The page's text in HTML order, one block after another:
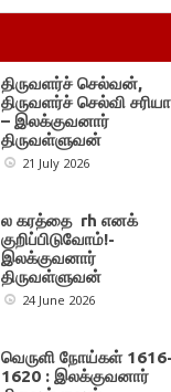
திருவளர்ச் செல்வன்,
திருவளர்ச் செல்வி
– இலக்குவனார்
திருவள்ளுவன்
21 July 2026
ல கரத்தை rh எனக்
குறிப்பிடுவோம்!-
இலக்குவனார்
திருவள்ளுவன்
24 June 2026
வெருளி நோய்கள் 1616-
1620 : இலக்குவனார்